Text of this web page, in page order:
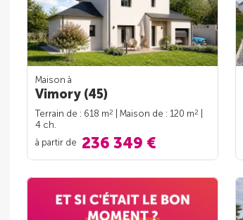
Maison à
Vimory (45)
Terrain de : 618 m2 | Maison de : 120 m2
4 ch.
à partir de 236 349 €